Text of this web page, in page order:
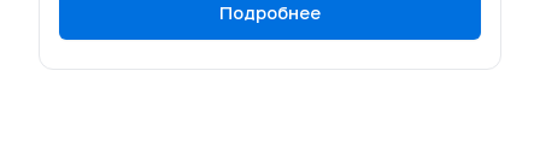
Подробнее